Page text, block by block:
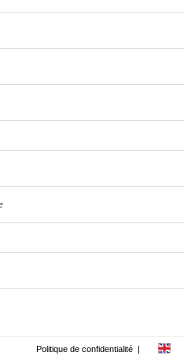
Politique de confidentialité |